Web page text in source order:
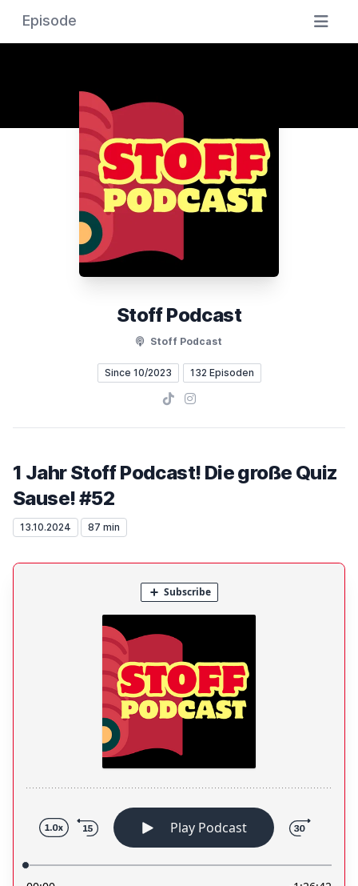
Episode
Stoff Podcast
Stoff Podcast
Since 10/2023 132 Episoden
TikTokInstagram
1 Jahr Stoff Podcast! Die große Quiz
Sause! #52
13.10.2024 87 min